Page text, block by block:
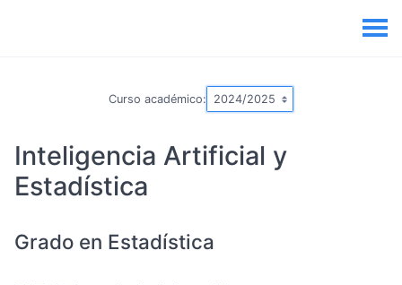
Curso académico:
Inteligencia Artificial y
Estadística
Grado en Estadística